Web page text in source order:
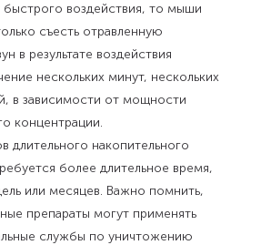
быстрого воздействия, то мыши
съесть отравленную
в результате воздействия
нескольких минут, нескольких
в зависимости от мощности
концентрации.
длительного накопительного
более длительное время,
или месяцев. Важно помнить,
препараты могут применять
службы по уничтожению